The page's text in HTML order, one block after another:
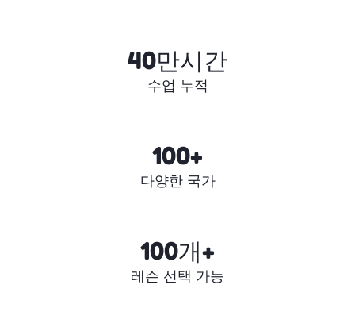
40만시간
수업 누적
100+
다양한 국가
100개+
레슨 선택 가능